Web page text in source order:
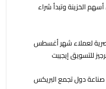
الخزينة وتبدأ شراء
لعملاء شهر أغسطس
للتسويق إيجيبت
صناعة دول تجمع البريكس